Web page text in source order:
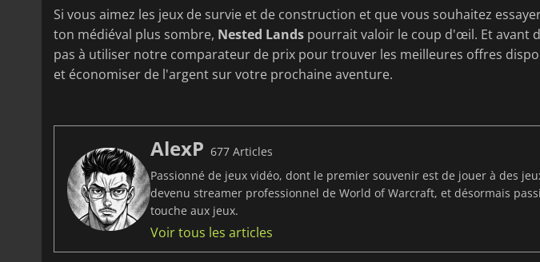
Si vous aimez les jeux de survie et de construction et que vous souhaitez
ton médiéval plus sombre, Nested Lands pourrait valoir le coup d'œil. Et avant
pas à utiliser notre comparateur de prix pour trouver les meilleures offres
et économiser de l'argent sur votre prochaine aventure.
AlexP 677 Articles
Passionné de jeux vidéo, dont le premier souvenir est de jouer à des
devenu streamer professionnel de World of Warcraft, et désormais
touche aux jeux.
Voir tous les articles